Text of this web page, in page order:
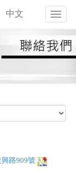
燁
輝
業
股
有
限
司
中文
路909號